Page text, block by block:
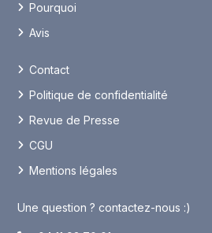
Pourquoi
Avis
Contact
Politique de confidentialité
Revue de Presse
CGU
Mentions légales
Une question ? contactez-nous :)